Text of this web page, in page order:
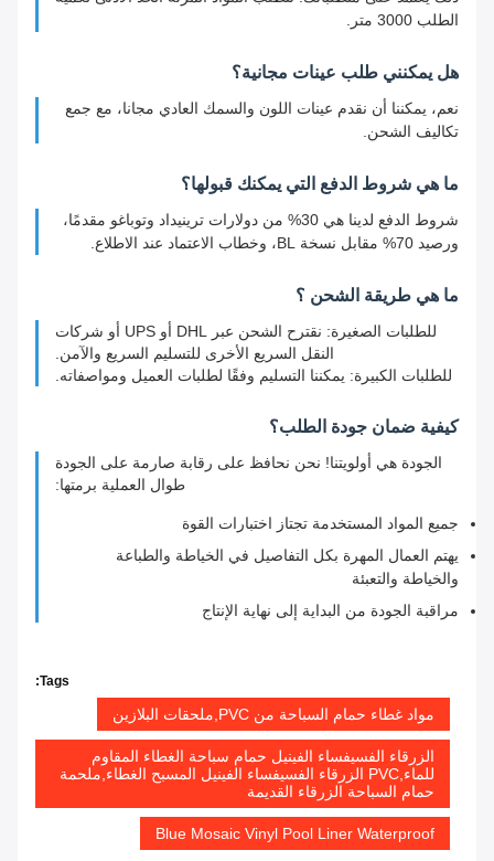
الطلب 3000 متر.
هل يمكنني طلب عينات مجانية؟
نعم، يمكننا أن نقدم عينات اللون والسمك العادي مجانا، مع جمع
تكاليف الشحن.
ما هي شروط الدفع التي يمكنك قبولها؟
شروط الدفع لدينا هي 30% من دولارات ترينيداد وتوباغو مقدمًا،
ورصيد 70% مقابل نسخة BL، وخطاب الاعتماد عند الاطلاع.
ما هي طريقة الشحن ؟
للطلبات الصغيرة: نقترح الشحن عبر DHL أو UPS أو شركات
النقل السريع الأخرى للتسليم السريع والآمن.
للطلبات الكبيرة: يمكننا التسليم وفقًا لطلبات العميل ومواصفاته.
كيفية ضمان جودة الطلب؟
الجودة هي أولويتنا! نحن نحافظ على رقابة صارمة على الجودة
طوال العملية برمتها:
جميع المواد المستخدمة تجتاز اختبارات القوة
يهتم العمال المهرة بكل التفاصيل في الخياطة والطباعة
والخياطة والتعبئة
مراقبة الجودة من البداية إلى نهاية الإنتاج
Tags:
مواد غطاء حمام السباحة من PVC,ملحقات البلازين
الزرقاء الفسيفساء الفينيل حمام سباحة الغطاء المقاوم
للماء,PVC الزرقاء الفسيفساء الفينيل المسبح الغطاء,ملحمة
حمام السباحة الزرقاء القديمة
Blue Mosaic Vinyl Pool Liner Waterproof